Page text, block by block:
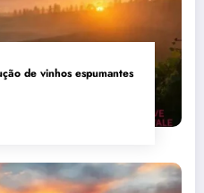
de vinhos espumantes